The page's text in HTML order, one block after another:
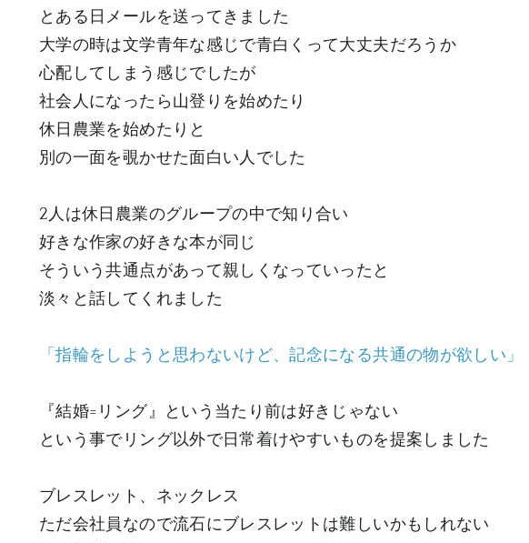
とある日メールを送ってきました
大学の時は文学青年な感じで青白くって大丈夫だろうか
心配してしまう感じでしたが
社会人になったら山登りを始めたり
休日農業を始めたりと
別の一面を覗かせた面白い人でした
2人は休日農業のグループの中で知り合い
好きな作家の好きな本が同じ
そういう共通点があって親しくなっていったと
淡々と話してくれました
「指輪をしようと思わないけど、記念になる共通の物が欲しい」
『結婚=リング』という当たり前は好きじゃない
という事でリング以外で日常着けやすいものを提案しました
ブレスレット、ネックレス
ただ会社員なので流石にブレスレットは難しいかもしれない